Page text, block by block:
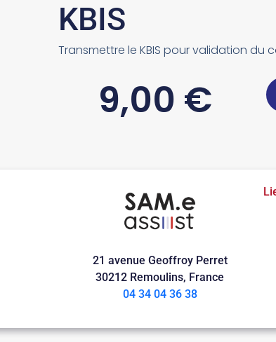
KBIS
Transmettre le KBIS pour validation du
9,00 €
21 avenue Geoffroy Perret
30212 Remoulins, France
04 34 04 36 38